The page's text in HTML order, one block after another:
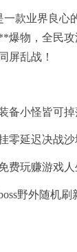
一款业界良心
爆物，全民
屏乱战！
备小怪皆可掉
零延迟决战沙
费玩赚游戏人
野外随机刷